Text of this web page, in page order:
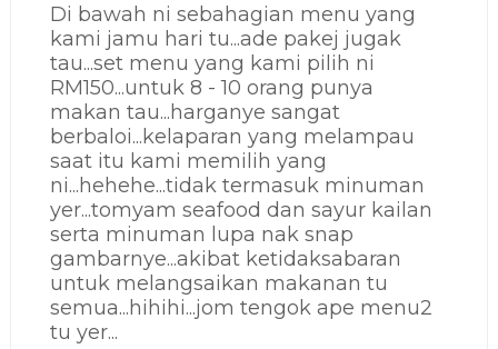
Di bawah ni sebahagian menu yang
kami jamu hari tu...ade pakej jugak
tau...set menu yang kami pilih ni
RM150...untuk 8 - 10 orang punya
makan tau...harganye sangat
berbaloi...kelaparan yang melampau
saat itu kami memilih yang
ni...hehehe...tidak termasuk minuman
yer...tomyam seafood dan sayur kailan
serta minuman lupa nak snap
gambarnye...akibat ketidaksabaran
untuk melangsaikan makanan tu
semua...hihihi...jom tengok ape menu2
tu yer...